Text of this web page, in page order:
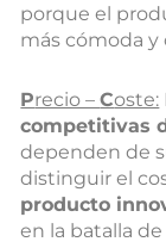
porque el
más cómoda
Precio –Coste:
competitivas
dependen de
distinguir el
producto
en la batalla